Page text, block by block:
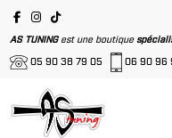
AS TUNINGest une boutique
05 90 38 79 05 06 90 96